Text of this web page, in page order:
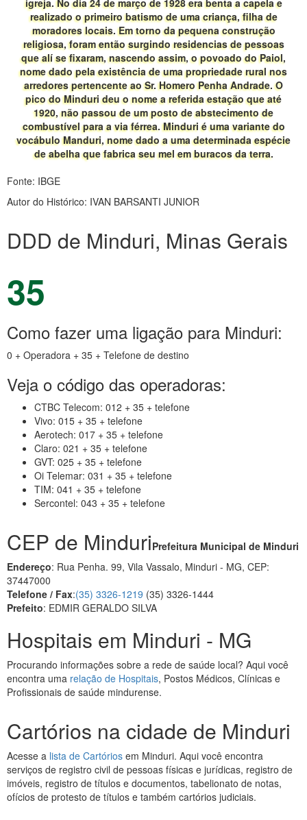
igreja. No dia 24 de março de 1928 era benta a capela e
realizado o primeiro batismo de uma criança, filha de
moradores locais. Em torno da pequena construção
religiosa, foram então surgindo residencias de pessoas
que alí se fixaram, nascendo assim, o povoado do Paiol,
nome dado pela existência de uma propriedade rural nos
arredores pertencente ao Sr. Homero Penha Andrade. O
pico do Minduri deu o nome a referida estação que até
1920, não passou de um posto de abstecimento de
combustível para a via férrea. Minduri é uma variante do
vocábulo Manduri, nome dado a uma determinada espécie
de abelha que fabrica seu mel em buracos da terra.
Fonte: IBGE
Autor do Histórico: IVAN BARSANTI JUNIOR
DDD de Minduri, Minas Gerais
35
Como fazer uma ligação para Minduri:
0 + Operadora + 35 + Telefone de destino
Veja o código das operadoras:
CTBC Telecom: 012 + 35 + telefone
Vivo: 015 + 35 + telefone
Aerotech: 017 + 35 + telefone
Claro: 021 + 35 + telefone
GVT: 025 + 35 + telefone
Oi Telemar: 031 + 35 + telefone
TIM: 041 + 35 + telefone
Sercontel: 043 + 35 + telefone
CEP de MinduriPrefeitura Municipal de Minduri
Endereço: Rua Penha. 99, Vila Vassalo, Minduri - MG, CEP:
37447000
Telefone / Fax:(35) 3326-1219 (35) 3326-1444
Prefeito: EDMIR GERALDO SILVA
Hospitais em Minduri - MG
Procurando informações sobre a rede de saúde local? Aqui você
encontra uma relação de Hospitais, Postos Médicos, Clínicas e
Profissionais de saúde mindurense.
Cartórios na cidade de Minduri
Acesse a lista de Cartórios em Minduri. Aqui você encontra
serviços de registro civil de pessoas físicas e jurídicas, registro de
imóveis, registro de títulos e documentos, tabelionato de notas,
ofícios de protesto de títulos e também cartórios judiciais.